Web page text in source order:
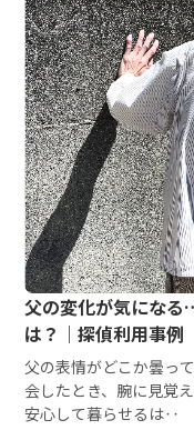
父の変化が気にな
は？｜探偵利用事例
父の表情がどこか曇っ
会したとき、腕に見覚え
安心して暮らせるは‥